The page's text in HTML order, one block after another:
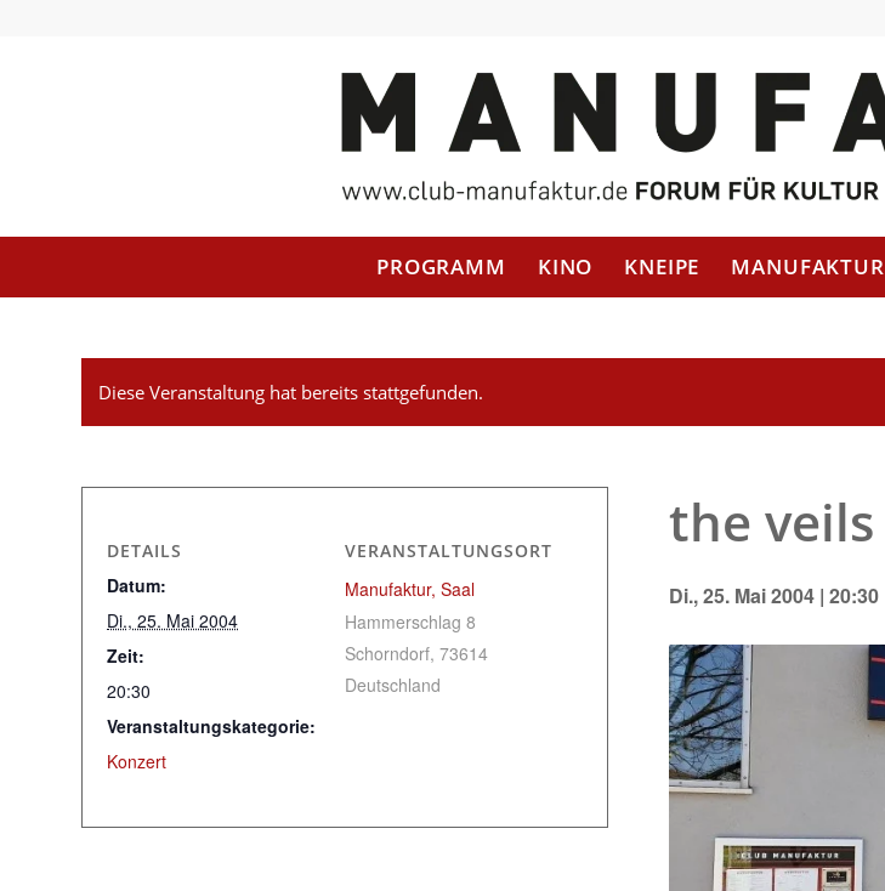
PROGRAMM KINO KNEIPE MANUFAKTUR
Diese Veranstaltung hat bereits stattgefunden.
the veils
Di., 25. Mai 2004 | 20:30
DETAILS
Datum:
Di., 25. Mai 2004
Zeit:
20:30
Veranstaltungskategorie:
Konzert
VERANSTALTUNGSORT
Manufaktur, Saal
Hammerschlag 8
Schorndorf, 73614
Deutschland